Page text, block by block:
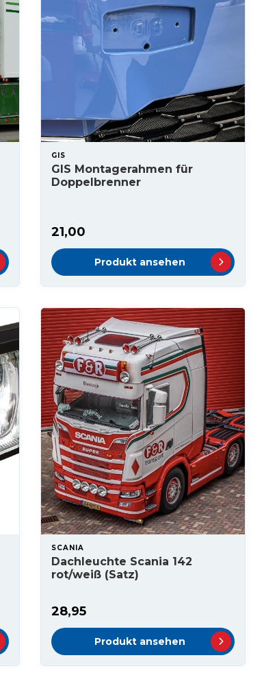
GIS
GIS Montagerahmen für
Doppelbrenner
21,00
Produkt ansehen
SCANIA
Dachleuchte Scania 142
rot/weiß (Satz)
28,95
Produkt ansehen